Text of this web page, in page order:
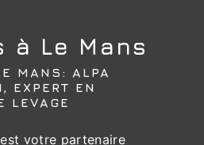
à Le Mans
MANS: ALPA
EXPERT EN
LEVAGE
votre partenaire